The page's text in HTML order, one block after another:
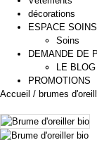
décorations
ESPACE SOINS
Soins
DEMANDE DE
LE BLOG
PROMOTIONS
Accueil / brumes